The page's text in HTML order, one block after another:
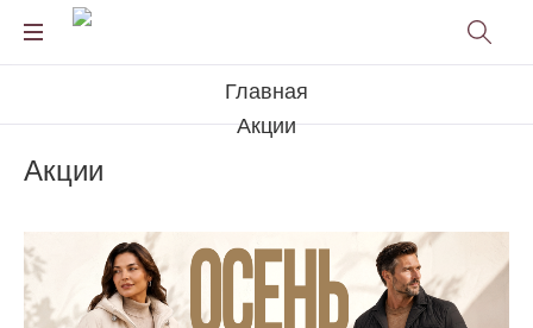
Акции
Главная
Акции